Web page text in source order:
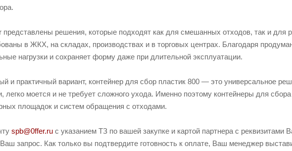
представлены решения, которые подходят как для смешанных отходов, так и для
в ЖКХ, на складах, производствах и в торговых центрах. Благодаря
нагрузки и сохраняет форму даже при длительной эксплуатации.
и практичный вариант, контейнер для сбор пластик 800 — это универсальное
легко моется и не требует сложного ухода. Именно поэтому контейнеры для
площадок и систем обращения с отходами.
spb@0ffer.ru с указанием ТЗ по вашей закупке и картой партнера с
запрос. Как только вы подтвердите готовность к оплате, Ваш менеджер